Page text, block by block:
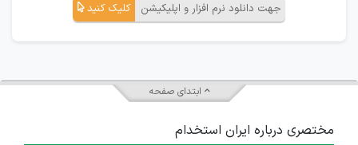
جهت دانلود نرم افزار و اپلیکیشن کلیک کنید
ابتدای صفحه
مختصری درباره ایران استخدام